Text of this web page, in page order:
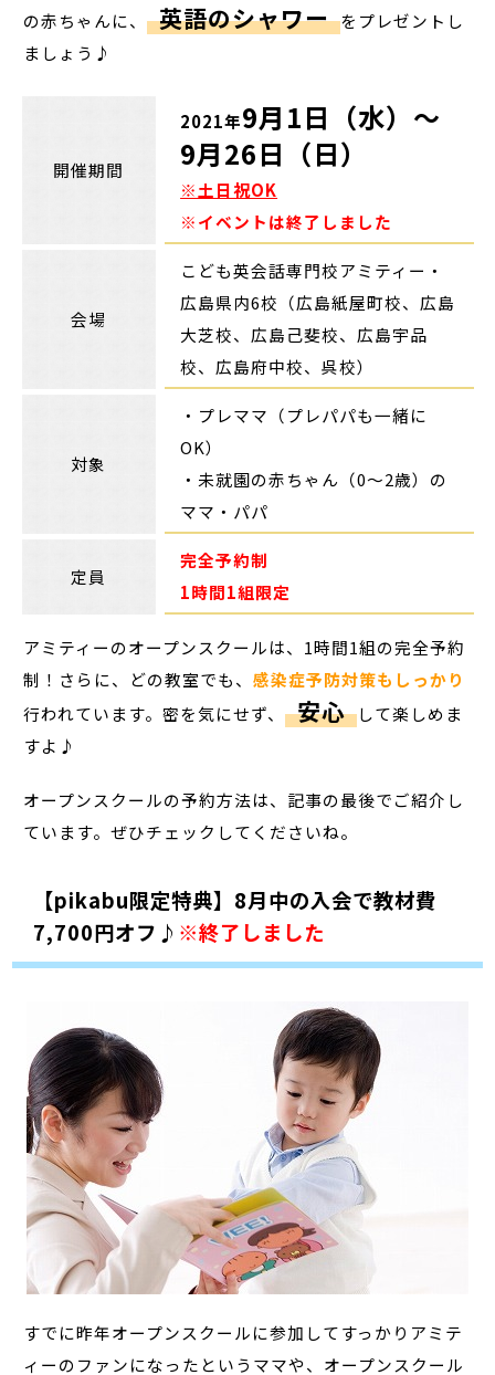
の赤ちゃんに、 英語のシャワー をプレゼントし
ましょう♪
開催期間
2021年9月1日（水）～
9月26日（日）
※土日祝OK
※イベントは終了しました
会場
こども英会話専門校アミティー・
広島県内6校（広島紙屋町校、広島
大芝校、広島己斐校、広島宇品
校、広島府中校、呉校）
対象
・プレママ（プレパパも一緒に
OK）
・未就園の赤ちゃん（0～2歳）の
ママ・パパ
定員
完全予約制
1時間1組限定
アミティーのオープンスクールは、1時間1組の完全予約
制！さらに、どの教室でも、感染症予防対策もしっかり
行われています。密を気にせず、 安心
して楽しめま
すよ♪
オープンスクールの予約方法は、記事の最後でご紹介し
ています。ぜひチェックしてくださいね。
【pikabu限定特典】8月中の入会で教材費
7,700円オフ♪ ※終了しました
すでに昨年オープンスクールに参加してすっかりアミテ
ィーのファンになったというママや、オープンスクール